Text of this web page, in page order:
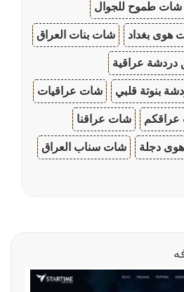
شات طموح للجوال
هوى بغداد شات بنات العراق
دردشة عراقية
بنوتة قلبي شات عراقيات
شات عراقنا
دجلة شات سناب العراق